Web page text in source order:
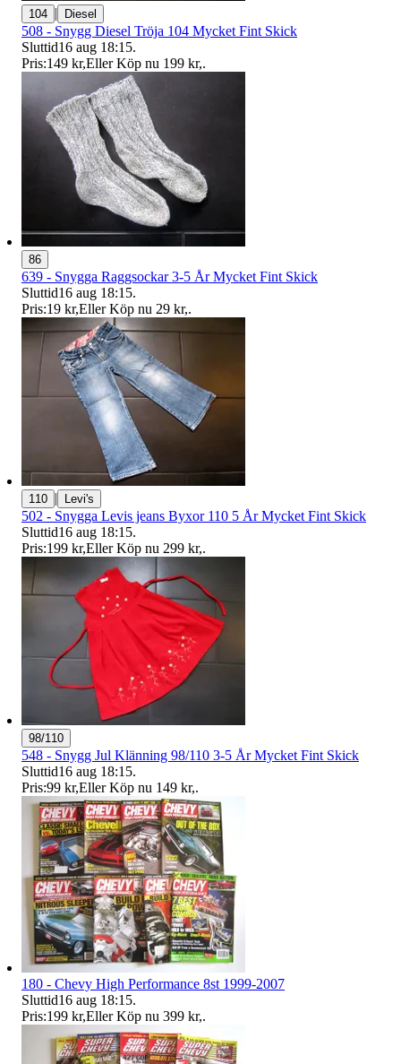
104 | Diesel
508 - Snygg Diesel Tröja 104 Mycket Fint Skick
Sluttid16 aug 18:15.
Pris:149 kr,Eller Köp nu 199 kr,.
86
639 - Snygga Raggsockar 3-5 År Mycket Fint Skick
Sluttid16 aug 18:15.
Pris:19 kr,Eller Köp nu 29 kr,.
110 | Levi's
502 - Snygga Levis jeans Byxor 110 5 År Mycket Fint Skick
Sluttid16 aug 18:15.
Pris:199 kr,Eller Köp nu 299 kr,.
98/110
548 - Snygg Jul Klänning 98/110 3-5 År Mycket Fint Skick
Sluttid16 aug 18:15.
Pris:99 kr,Eller Köp nu 149 kr,.
180 - Chevy High Performance 8st 1999-2007
Sluttid16 aug 18:15.
Pris:199 kr,Eller Köp nu 399 kr,.